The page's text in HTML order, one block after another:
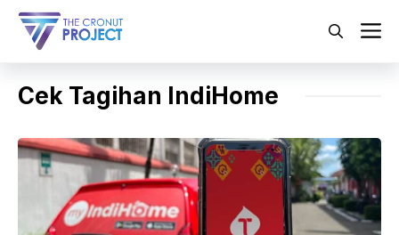
Langsung
Cek Tagihan IndiHome